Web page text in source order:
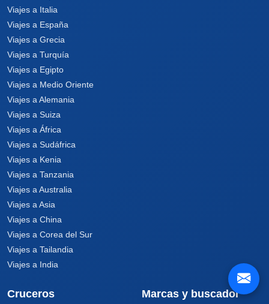
Viajes a Italia
Viajes a España
Viajes a Grecia
Viajes a Turquía
Viajes a Egipto
Viajes a Medio Oriente
Viajes a Alemania
Viajes a Suiza
Viajes a África
Viajes a Sudáfrica
Viajes a Kenia
Viajes a Tanzania
Viajes a Australia
Viajes a Asia
Viajes a China
Viajes a Corea del Sur
Viajes a Tailandia
Viajes a India
Cruceros Marcas y buscador